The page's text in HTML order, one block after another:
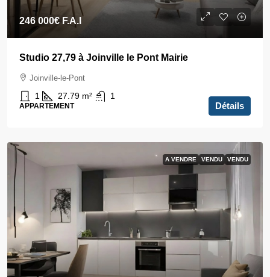
246 000€ F.A.I
Studio 27,79 à Joinville le Pont Mairie
Joinville-le-Pont
1 27.79 m² 1
APPARTEMENT Détails
A VENDRE VENDU VENDU